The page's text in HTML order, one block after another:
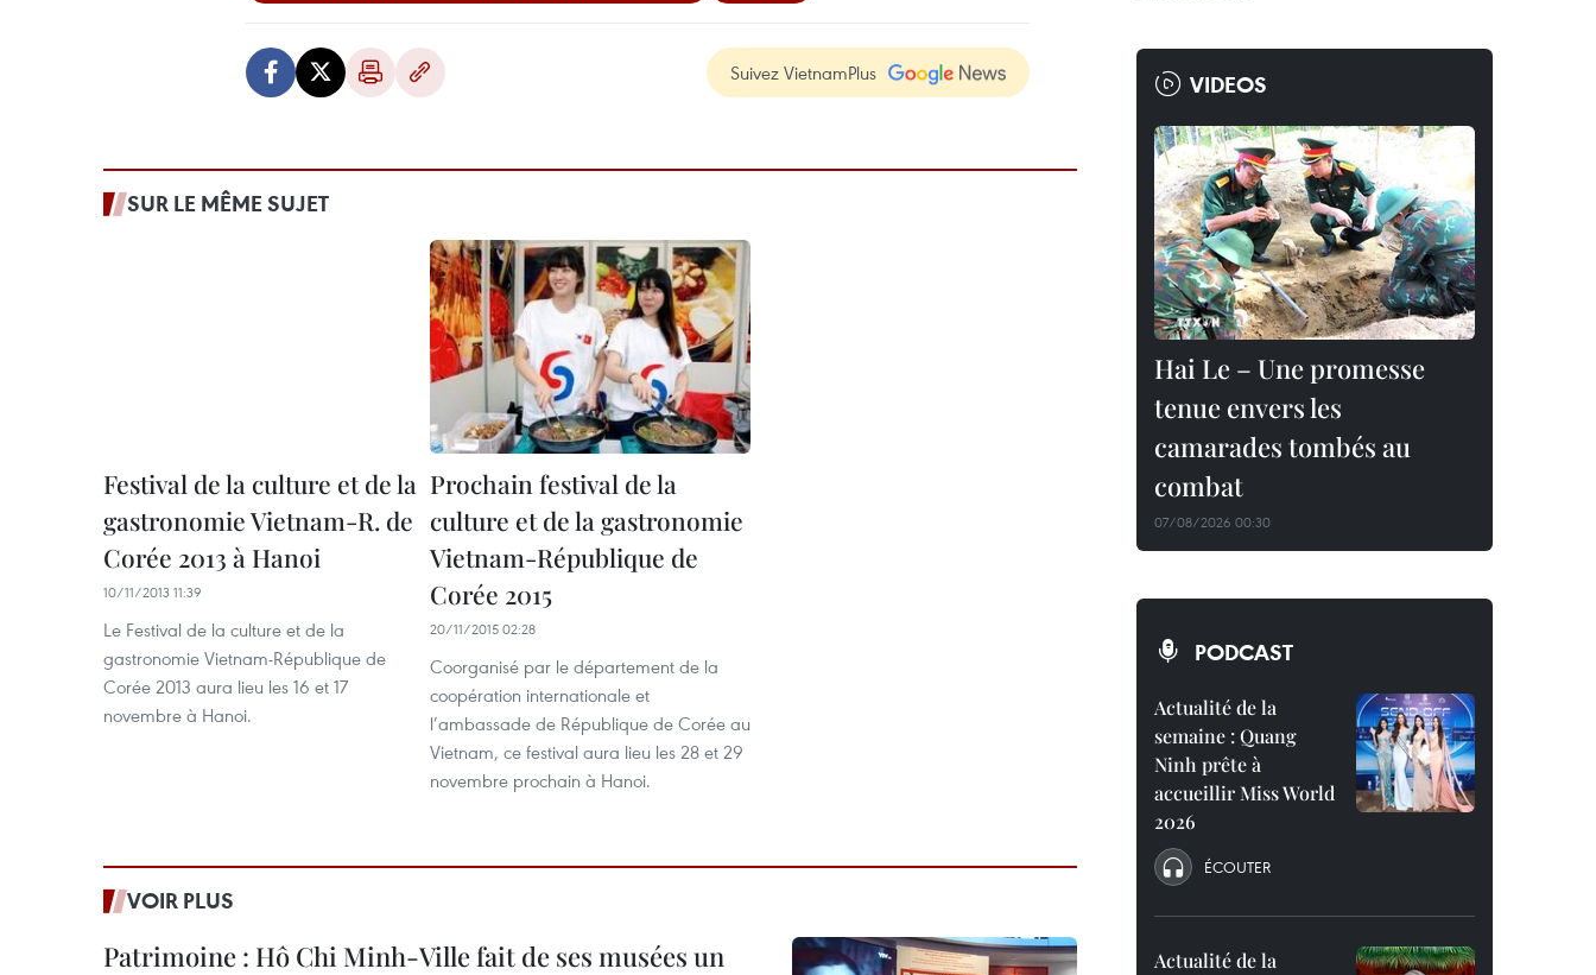
Suivez VietnamPlus
SUR LE MÊME SUJET
Festival de la culture et de la
gastronomie Vietnam-R. de
Corée 2013 à Hanoi
10/11/2013 11:39
Le Festival de la culture et de la
gastronomie Vietnam-République de
Corée 2013 aura lieu les 16 et 17
novembre à Hanoi.
Prochain festival de la
culture et de la gastronomie
Vietnam-République de
Corée 2015
20/11/2015 02:28
Coorganisé par le département de la
coopération internationale et
l’ambassade de République de Corée au
Vietnam, ce festival aura lieu les 28 et 29
novembre prochain à Hanoi.
VOIR PLUS
Patrimoine : Hô Chi Minh-Ville fait de ses musées un
VIDEOS
Hai Le – Une promesse
tenue envers les
camarades tombés au
combat
07/08/2026 00:30
PODCAST
Actualité de la
semaine : Quang
Ninh prête à
accueillir Miss World
2026
ÉCOUTER
Actualité de la